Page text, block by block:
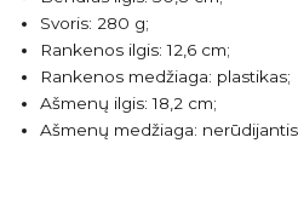
Svoris: 280 g;
Rankenos ilgis: 12,6 cm;
Rankenos medžiaga: plastikas;
Ašmenų ilgis: 18,2 cm;
Ašmenų medžiaga: